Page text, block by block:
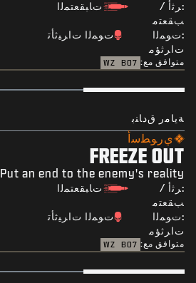
:ﺮﺛﺃ /
ﺐﻘﻌﺘﻣ
ﺕﺎﺒﻘﻌﺘﻤﻟﺍ
:ﺕﻮﻤﻟﺍ
ﺕﺍﺮﺛﺆﻣ
ﺕﻮﻤﻟﺍ ﺕﺍﺮﻴﺛﺄﺗ
متوافق مع: BO7
WZ
ﺔﻳﺎﻣﺭ ﻕﺩﺎﻨﺑ
ﻱﺭﻮﻄﺳﺃ
FREEZE OUT
Put an end to the enemy's reality.
:ﺮﺛﺃ /
ﺐﻘﻌﺘﻣ
ﺕﺎﺒﻘﻌﺘﻤﻟﺍ
:ﺕﻮﻤﻟﺍ
ﺕﺍﺮﺛﺆﻣ
ﺕﻮﻤﻟﺍ ﺕﺍﺮﻴﺛﺄﺗ
متوافق مع: BO7
WZ